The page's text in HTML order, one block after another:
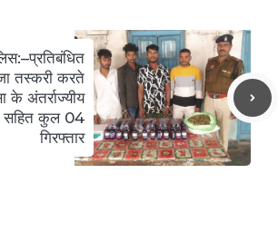
तस्करी करते
के अंतर्राज्यीय
सहित कुल 04
गिरफ्तार